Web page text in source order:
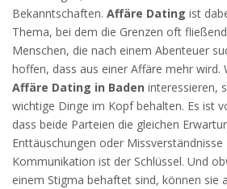
Nutzungsbedingungen
einverstanden. Ich erhalte
Betreibers per E-Mail, der Zusendung
widersprechen.
JETZT
Bekanntschaften. Affäre Dating ist
Thema, bei dem die Grenzen oft
Menschen, die nach einem Abenteuer
hoffen, dass aus einer Affäre mehr wird.
Affäre Dating in Baden interessieren,
wichtige Dinge im Kopf behalten. Es ist
dass beide Parteien die gleichen
Enttäuschungen oder
Kommunikation ist der Schlüssel. Und
einem Stigma behaftet sind, können sie